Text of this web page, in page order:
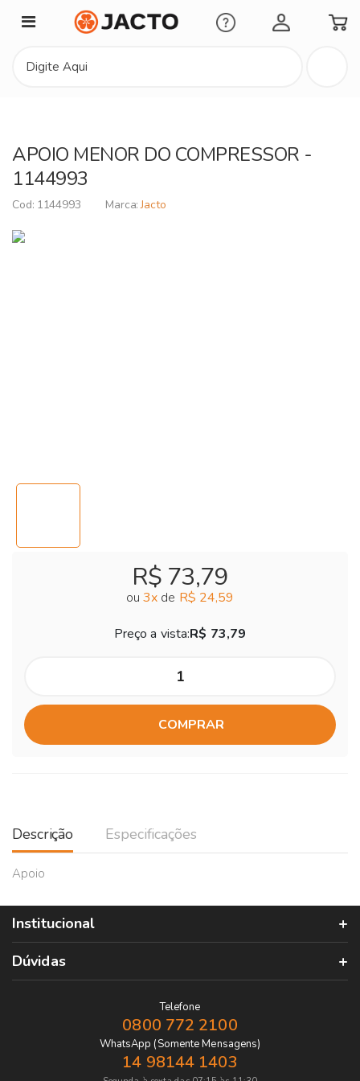
Minha Conta
APOIO MENOR DO COMPRESSOR -
1144993
1144993 Jacto
R$ 73,79
ou 3x de R$ 24,59
Preço a vista:R$ 73,79
COMPRAR
Descrição Especificações
Apoio
Institucional
Dúvidas
Telefone
0800 772 2100
WhatsApp (Somente Mensagens)
14 98144 1403